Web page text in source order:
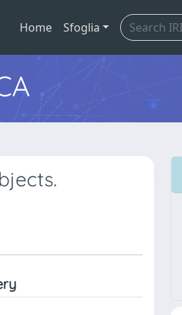
Home Sfoglia